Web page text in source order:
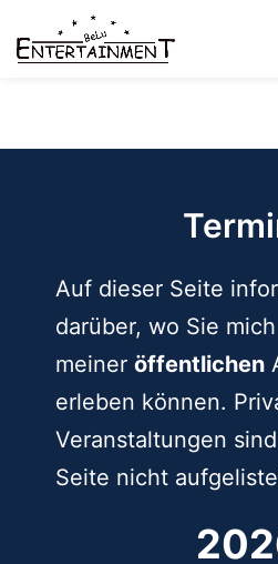
Inhalt
Auf dieser Seite
darüber, wo Sie
meiner öffentlichen
erleben können.
Veranstaltungen
Seite nicht